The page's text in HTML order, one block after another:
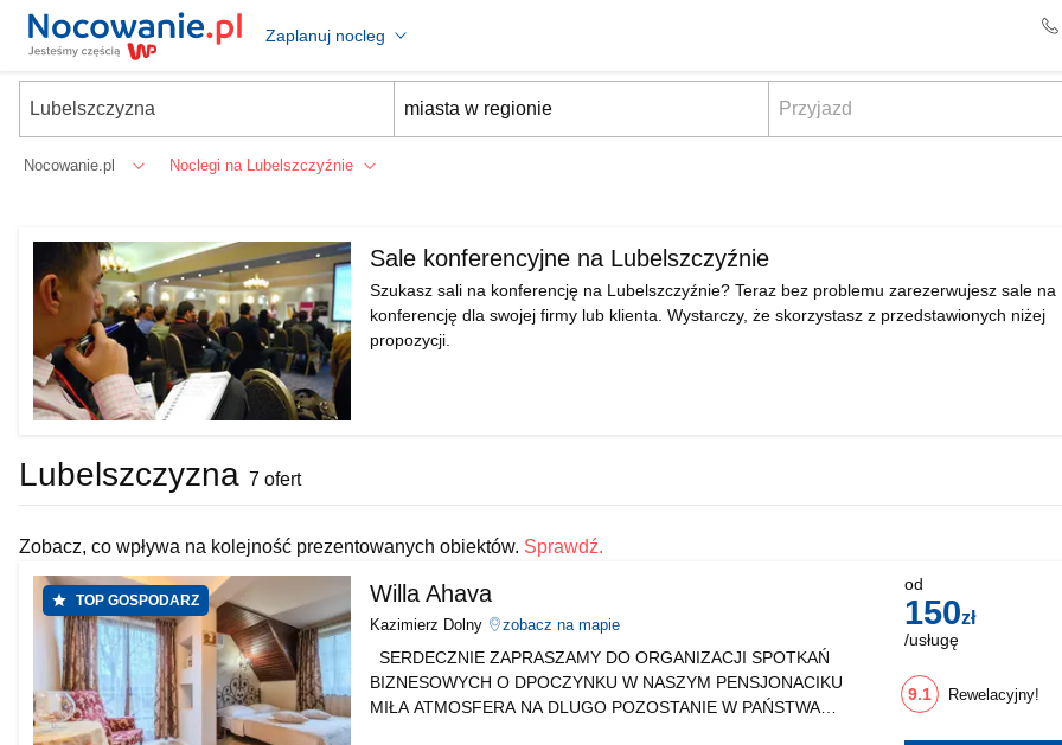
Zaplanuj nocleg
Nocowanie.pl Noclegi na Lubelszczyźnie
Sale konferencyjne na Lubelszczyźnie
Szukasz sali na konferencję na Lubelszczyźnie? Teraz bez problemu zarezerwujesz sale na
konferencję dla swojej firmy lub klienta. Wystarczy, że skorzystasz z przedstawionych niżej
propozycji.
Lubelszczyzna 7 ofert
Zobacz, co wpływa na kolejność prezentowanych obiektów. Sprawdź.
TOP GOSPODARZ
od
150zł
/usługę
9.1 Rewelacyjny!
Willa Ahava
Kazimierz Dolny zobacz na mapie
SERDECZNIE ZAPRASZAMY DO ORGANIZACJI SPOTKAŃ
BIZNESOWYCH O DPOCZYNKU W NASZYM PENSJONACIKU
MIŁA ATMOSFERA NA DLUGO POZOSTANIE W PAŃSTWA